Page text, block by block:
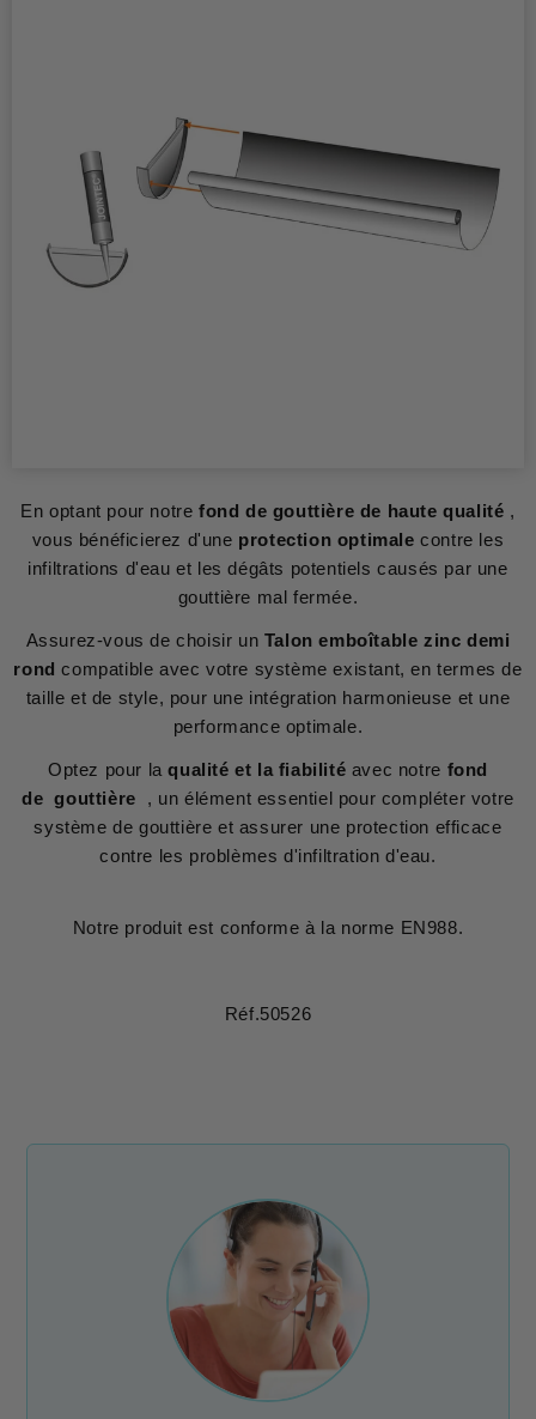
En optant pour notre fond de gouttière de haute qualité ,
vous bénéficierez d'une protection optimale contre les
infiltrations d'eau et les dégâts potentiels causés par une
gouttière mal fermée.
Assurez-vous de choisir un Talon emboîtable zinc demi
rond compatible avec votre système existant, en termes de
taille et de style, pour une intégration harmonieuse et une
performance optimale.
Optez pour laqualité et la fiabilité avec notre fond
de gouttière , un élément essentiel pour compléter votre
système de gouttière et assurer une protection efficace
contre les problèmes d'infiltration d'eau.
Notre produit est conforme à la norme EN988.
Réf.50526